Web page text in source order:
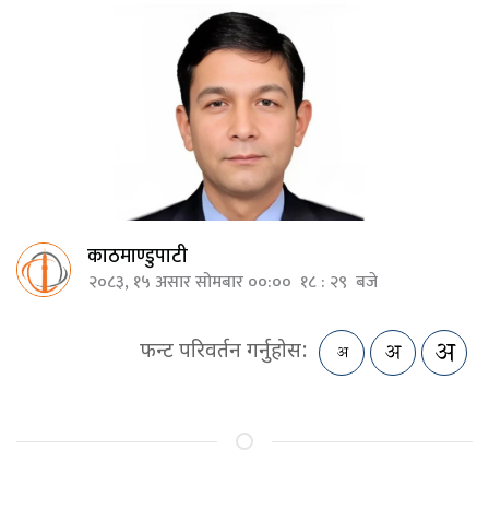
काठमाण्डुपाटी
२०८३, १५ असार सोमबार ००:०० १८ : २९ बजे
फन्ट परिवर्तन गर्नुहोस: